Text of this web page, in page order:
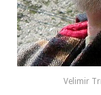
Velimir